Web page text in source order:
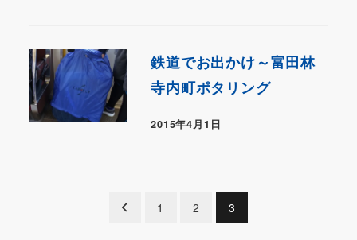
鉄道でお出かけ～富田林
寺内町ポタリング
2015年4月1日
1 2 3